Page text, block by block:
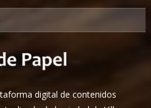
digital de contenidos